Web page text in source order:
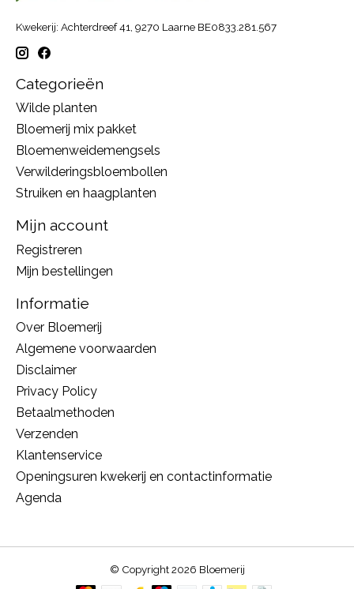
Kwekerij: Achterdreef 41, 9270 Laarne BE0833.281.567
Categorieën
Wilde planten
Bloemerij mix pakket
Bloemenweidemengsels
Verwilderingsbloembollen
Struiken en haagplanten
Mijn account
Registreren
Mijn bestellingen
Informatie
Over Bloemerij
Algemene voorwaarden
Disclaimer
Privacy Policy
Betaalmethoden
Verzenden
Klantenservice
Openingsuren kwekerij en contactinformatie
Agenda
© Copyright 2026 Bloemerij